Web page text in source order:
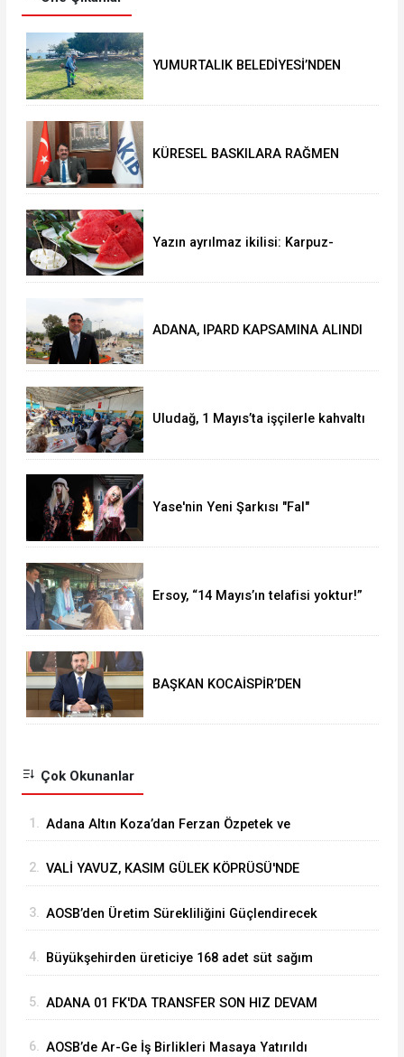
YUMURTALIK BELEDİYESİ’NDEN
KÜRESEL BASKILARA RAĞMEN
Yazın ayrılmaz ikilisi: Karpuz-
ADANA, IPARD KAPSAMINA ALINDI
Uludağ, 1 Mayıs’ta işçilerle kahvaltı
Yase'nin Yeni Şarkısı "Fal"
Ersoy, “14 Mayıs’ın telafisi yoktur!”
BAŞKAN KOCAİSPİR’DEN
Çok Okunanlar
1. Adana Altın Koza’dan Ferzan Özpetek ve
2. VALİ YAVUZ, KASIM GÜLEK KÖPRÜSÜ'NDE
3. ⁠AOSB’den Üretim Sürekliliğini Güçlendirecek
4. Büyükşehirden üreticiye 168 adet süt sağım
5. ADANA 01 FK'DA TRANSFER SON HIZ DEVAM
6. AOSB’de Ar-Ge İş Birlikleri Masaya Yatırıldı